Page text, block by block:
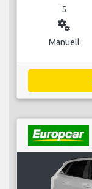
5
miscellaneous_services
Manuell